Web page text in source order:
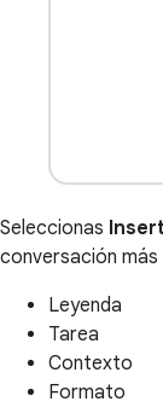
Seleccionas
conversación
Leyenda
Tarea
Contexto
Formato